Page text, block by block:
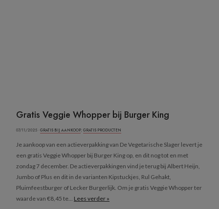
Gratis Veggie Whopper bij Burger King
07/11/2025 ·GRATIS BIJ AANKOOP, GRATIS PRODUCTEN
Je aankoop van een actieverpakking van De Vegetarische Slager levert je
een gratis Veggie Whopper bij Burger King op, en dit nog tot en met
zondag 7 december. De actieverpakkingen vind je terug bij Albert Heijn,
Jumbo of Plus en dit in de varianten Kipstuckjes, Rul Gehakt,
Pluimfeestburger of Lecker Burgerlijk. Om je gratis Veggie Whopper ter
waarde van €8,45 te... Lees verder »